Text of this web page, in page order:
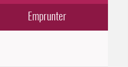
Emprunter